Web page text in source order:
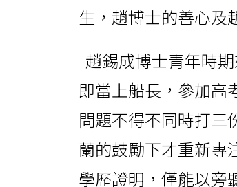
生，趙博士的善心及
趙錫成博士青年時
即當上船長，參加高
問題不得不同時打三
蘭的鼓勵下才重新專
學歷證明，僅能以旁